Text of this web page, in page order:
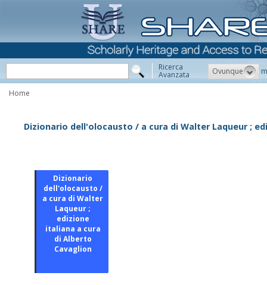
Ricerca
Avanzata Ovunque
Home
Dizionario dell'olocausto / a cura di Walter Laqueur ;
Dizionario
dell'olocausto /
a cura di Walter
Laqueur ;
edizione
italiana a cura
di Alberto
Cavaglion